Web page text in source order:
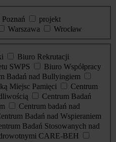
Poznań
projekt
Warszawa
Wrocław
Biuro Rekrutacji
SWPS
Biuro Współpracy
Badań nad Bullyingiem
Miejsc Pamięci
Centrum
Centrum Badań
Centrum badań nad
Badań nad Wspieraniem
Badań Stosowanych nad
CARE-BEH